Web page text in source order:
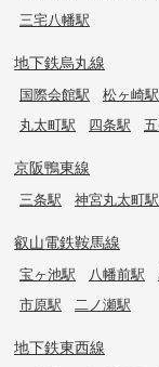
三宅八幡駅
地下鉄烏丸線
国際会館駅 松ヶ崎駅
丸太町駅
四条駅
京阪鴨東線
三条駅 神宮丸太町駅
叡山電鉄鞍馬線
宝ヶ池駅 八幡前駅
市原駅
二ノ瀬駅
地下鉄東西線